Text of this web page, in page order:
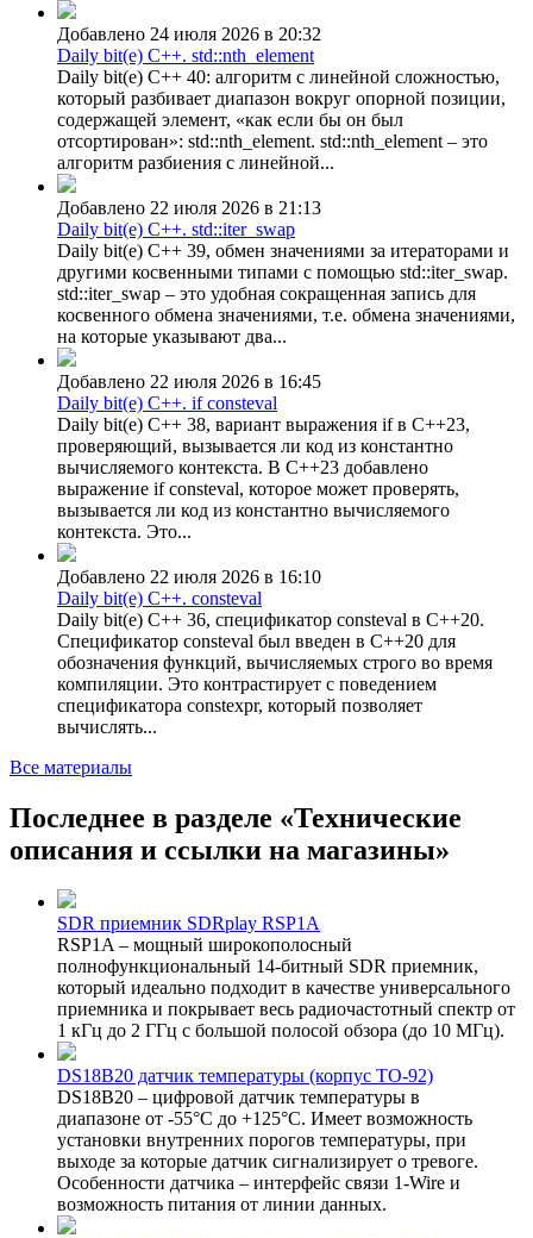
Добавлено 24 июля 2026 в 20:32
Daily bit(e) C++. std::nth_element
Daily bit(e) C++ 40: алгоритм с линейной сложностью,
который разбивает диапазон вокруг опорной позиции,
содержащей элемент, «как если бы он был
отсортирован»: std::nth_element. std::nth_element – это
алгоритм разбиения с линейной...
Добавлено 22 июля 2026 в 21:13
Daily bit(e) C++. std::iter_swap
Daily bit(e) C++ 39, обмен значениями за итераторами и
другими косвенными типами с помощью std::iter_swap.
std::iter_swap – это удобная сокращенная запись для
косвенного обмена значениями, т.е. обмена значениями,
на которые указывают два...
Добавлено 22 июля 2026 в 16:45
Daily bit(e) C++. if consteval
Daily bit(e) C++ 38, вариант выражения if в C++23,
проверяющий, вызывается ли код из константно
вычисляемого контекста. В C++23 добавлено
выражение if consteval, которое может проверять,
вызывается ли код из константно вычисляемого
контекста. Это...
Добавлено 22 июля 2026 в 16:10
Daily bit(e) C++. consteval
Daily bit(e) C++ 36, спецификатор consteval в C++20.
Спецификатор consteval был введен в C++20 для
обозначения функций, вычисляемых строго во время
компиляции. Это контрастирует с поведением
спецификатора constexpr, который позволяет
вычислять...
Все материалы
Последнее в разделе «Технические
описания и ссылки на магазины»
SDR приемник SDRplay RSP1A
RSP1A – мощный широкополосный
полнофункциональный 14-битный SDR приемник,
который идеально подходит в качестве универсального
приемника и покрывает весь радиочастотный спектр от
1 кГц до 2 ГГц с большой полосой обзора (до 10 МГц).
DS18B20 датчик температуры (корпус TO-92)
DS18B20 – цифровой датчик температуры в
диапазоне от -55°C до +125°C. Имеет возможность
установки внутренних порогов температуры, при
выходе за которые датчик сигнализирует о тревоге.
Особенности датчика – интерфейс связи 1-Wire и
возможность питания от линии данных.